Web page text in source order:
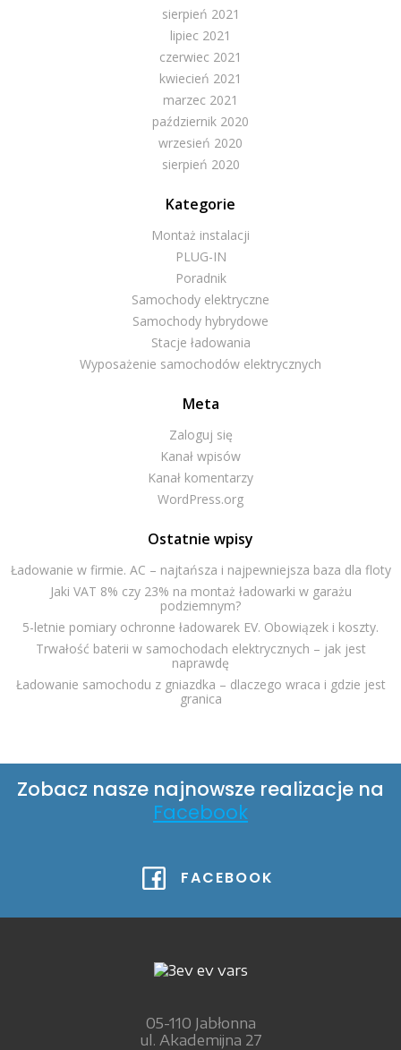
sierpień 2021
lipiec 2021
czerwiec 2021
kwiecień 2021
marzec 2021
październik 2020
wrzesień 2020
sierpień 2020
Kategorie
Montaż instalacji
PLUG-IN
Poradnik
Samochody elektryczne
Samochody hybrydowe
Stacje ładowania
Wyposażenie samochodów elektrycznych
Meta
Zaloguj się
Kanał wpisów
Kanał komentarzy
WordPress.org
Ostatnie wpisy
Ładowanie w firmie. AC – najtańsza i najpewniejsza baza dla floty
Jaki VAT 8% czy 23% na montaż ładowarki w garażu
podziemnym?
5-letnie pomiary ochronne ładowarek EV. Obowiązek i koszty.
Trwałość baterii w samochodach elektrycznych – jak jest
naprawdę
Ładowanie samochodu z gniazdka – dlaczego wraca i gdzie jest
granica
Zobacz nasze najnowsze realizacje na
Facebook
FACEBOOK
05-110 Jabłonna
ul. Akademijna 27